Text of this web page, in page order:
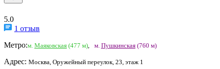
5.0
1 отзыв
Метро:м. Маяковская (477 м) м. Пушкинская(760 м)
Адрес: Москва, Оружейный переулок, 23, этаж 1